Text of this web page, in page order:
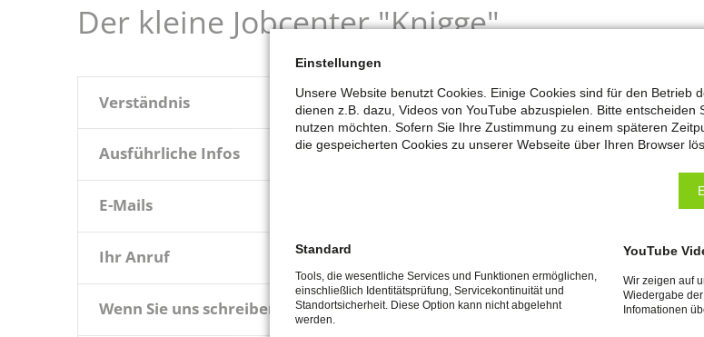
Der kleine Jobcenter "Knigge"
Verständnis
Ausführliche Infos
E-Mails
Ihr Anruf
Wenn Sie uns schreiben
Einstellungen
Unsere Website benutzt Cookies. Einige Cookies sind für den Betrieb
dienen z.B. dazu, Videos von YouTube abzuspielen. Bitte entscheiden
nutzen möchten. Sofern Sie Ihre Zustimmung zu einem späteren
die gespeicherten Cookies zu unserer Webseite über Ihren Browser
Standard
Tools, die wesentliche Services und Funktionen ermöglichen,
einschließlich Identitätsprüfung, Servicekontinuität und
Standortsicherheit. Diese Option kann nicht abgelehnt
werden.
YouTube
Wir zeigen auf
Wiedergabe
Infomationen